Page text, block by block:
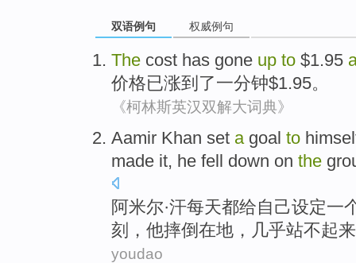
双语例句 权威例句
The cost has gone up to $1.95
价格已涨到了一分钟$1.95。
《柯林斯英汉双解大词典》
Aamir Khan set a goal to
made it, he fell down on the
阿米尔·汗每天都给自己设定一
刻 ，他摔倒在地 ， 几乎站不起来
youdao